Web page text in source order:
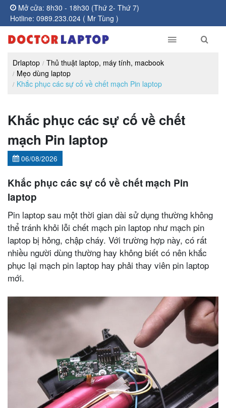
Mở cửa: 8h30 - 18h30 (Thứ 2- Thứ 7)
Hotline: 0989.233.024 ( Mr Tùng )
Drlaptop
Thủ thuật laptop, máy tính, macbook
Mẹo dùng laptop
Khắc phục các sự cố về chết mạch Pin laptop
Khắc phục các sự cố về chết
mạch Pin laptop
06/08/2026
Khắc phục các sự cố về chết mạch Pin
laptop
Pin laptop sau một thời gian dài sử dụng thường không
thể tránh khỏi lỗi chết mạch pin laptop như mạch pin
laptop bị hỏng, chập cháy. Với trường hợp này, có rất
nhiều người dùng thường hay không biết có nên khắc
phục lại mạch pin laptop hay phải thay viên pin laptop
mới.